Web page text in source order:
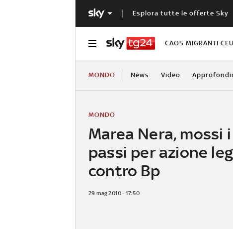
Esplora tutte le offerte Sky
CAOS MIGRANTI
MONDO News Video
Marea Nera, mossi
passi per azione
contro Bp
MONDO
29 mag 2010 - 17:50